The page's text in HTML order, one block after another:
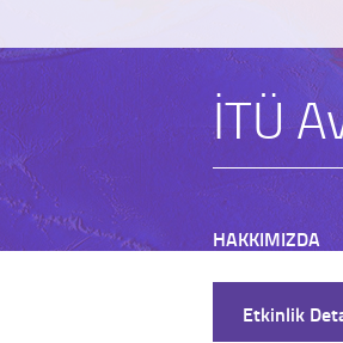
İTÜ
HAKKIMIZDA
Etkinlik